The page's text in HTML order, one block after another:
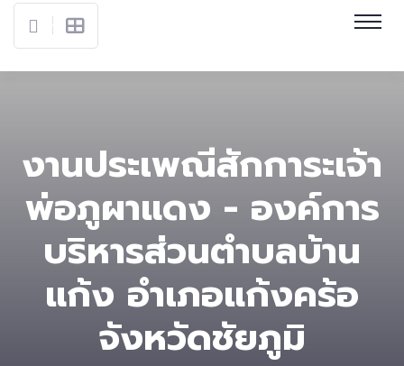
งานประเพณีสักการะเจ้า
พ่อภูผาแดง - องค์การ
บริหารส่วนตําบลบ้าน
แก้ง อำเภอแก้งคร้อ
จังหวัดชัยภูมิ